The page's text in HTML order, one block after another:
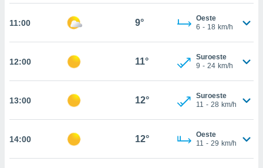
se
11:00 9°
Oeste
6 - 18 km/h
12:00 11°
Suroeste
9 - 24 km/h
13:00 12°
Suroeste
11 - 28 km/h
14:00 12°
Oeste
11 - 29 km/h